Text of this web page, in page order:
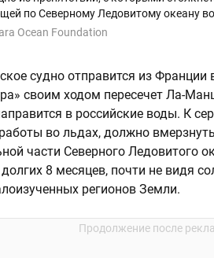
по Северному Ледовитому океану
Ocean Foundation
судно отправится из
своим ходом пересечет Ла-
в российские воды. К
во льдах, должно
части Северного Ледовитого
8 месяцев, почти не видя
регионов Земли.